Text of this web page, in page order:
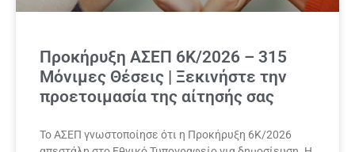
Προκήρυξη ΑΣΕΠ 6Κ/2026 – 315
Μόνιμες Θέσεις | Ξεκινήστε την
προετοιμασία της αίτησής σας
Το ΑΣΕΠ γνωστοποίησε ότι η Προκήρυξη 6Κ/2026